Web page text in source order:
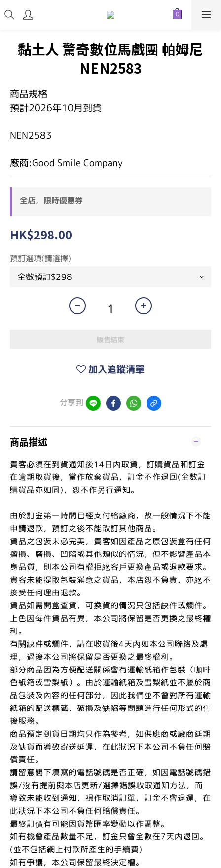
黏土人 驚奇數位馬戲團 帕姆尼
NEN2583
商品規格
預計2026年10月到貨
NEN2583
廠商:Good Smile Company
全店，限時優惠券
HK$298.00
預訂選項(請選擇)
販售結束
加入追蹤清單
分享到
商品描述
貴客必須在到貨通知後14日內取貨，訂購貨品和訂金
在逾期取貨後，當作放棄貨品，訂金不作退回(全數訂
購貨品亦如同)，恕不作另行通知。
由於訂金第一時間已經支付給廠商，故一般情況下不能
申請退款，預訂之後不能改訂其他商品。
貨品之包裝未必完美，貴客如因產品之原包裝盒有任何
摺損、磨損、凹陷或其他類似的情況，但不影響產品本
身品質，則本公司有權拒絕客戶更換產品或退款要求。
貴客未能提取包裝滿意之貨品，本店恕不負責，亦絕不
接受任何理由退款。
貨品如需開盒查貨，可換貨的情況只包括缺件或爛件。
上色因每件貨品有異，本公司將保留是否更換之最終權
利。
有關缺件或爛件，請在收貨後4天內如本公司聯絡及處
理，過後本公司將保留是否更換之最終權利。
部分商品因為方便配送關係會有運輸紙箱作包裝（咖啡
色紙箱或雪梨紙）。由於運輸紙箱及雪梨紙並不屬於商
品包裝及內容的任何部分，因此我們並不會對所有運輸
紙箱的配送標籤、破損及缺陷等問題進行任何形式的售
後服務。
商品預定到貨日期均只作為參考，如供應商或廠商延期
及缺貨而導致寄送延遲，在此狀況下本公司不負任何賠
償責任。
請留意閣下填寫的電話號碼是否正確，如因電話號碼錯
誤/沒有提前與本店更新/選擇錯誤收取通知方法，而
導致未能收到通知，視作取消訂單，訂金不會退還，在
此狀況下本公司不負任何賠償責任。
最終訂價有可能因貨幣匯率變動以作調整。
如有機會產品數量不足，訂金只會全數在7天內退回。
(並不包括網上付款所產生的手續費)
如有爭議，本公司保留最終決定權。